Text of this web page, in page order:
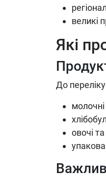
великі
Які
До
овочі